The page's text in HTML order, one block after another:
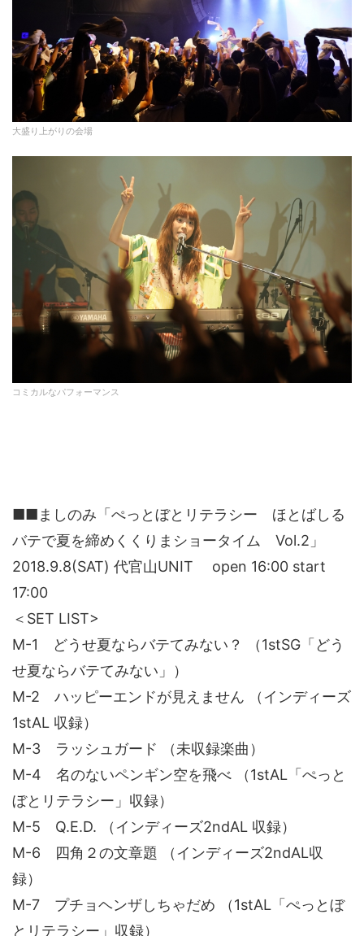
大盛り上がりの会場
コミカルなパフォーマンス
■■ましのみ「ぺっとぼとリテラシー ほとばしる
バテで夏を締めくくりまショータイム Vol.2」
2018.9.8(SAT) 代官山UNIT open 16:00 start
17:00
＜SET LIST>
M-1 どうせ夏ならバテてみない？ （1stSG「どう
せ夏ならバテてみない」）
M-2 ハッピーエンドが見えません （インディーズ
1stAL 収録）
M-3 ラッシュガード （未収録楽曲）
M-4 名のないペンギン空を飛べ （1stAL「ぺっと
ぼとリテラシー」収録）
M-5 Q.E.D. （インディーズ2ndAL 収録）
M-6 四角２の文章題 （インディーズ2ndAL収
録）
M-7 プチョヘンザしちゃだめ （1stAL「ぺっとぼ
とリテラシー」収録）